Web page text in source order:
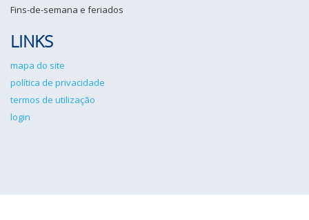
Fins-de-semana e feriados
LINKS
mapa do site
política de privacidade
termos de utilização
login